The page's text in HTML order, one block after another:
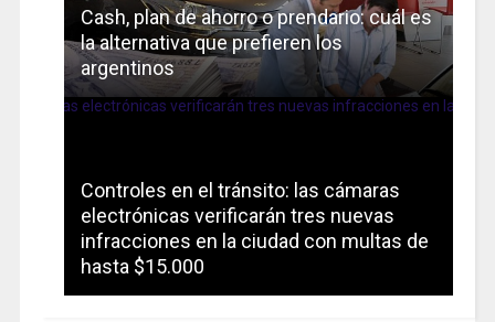
Cash, plan de ahorro o prendario: cuál es
la alternativa que prefieren los
argentinos
Controles en el tránsito: las cámaras
electrónicas verificarán tres nuevas
infracciones en la ciudad con multas de
hasta $15.000